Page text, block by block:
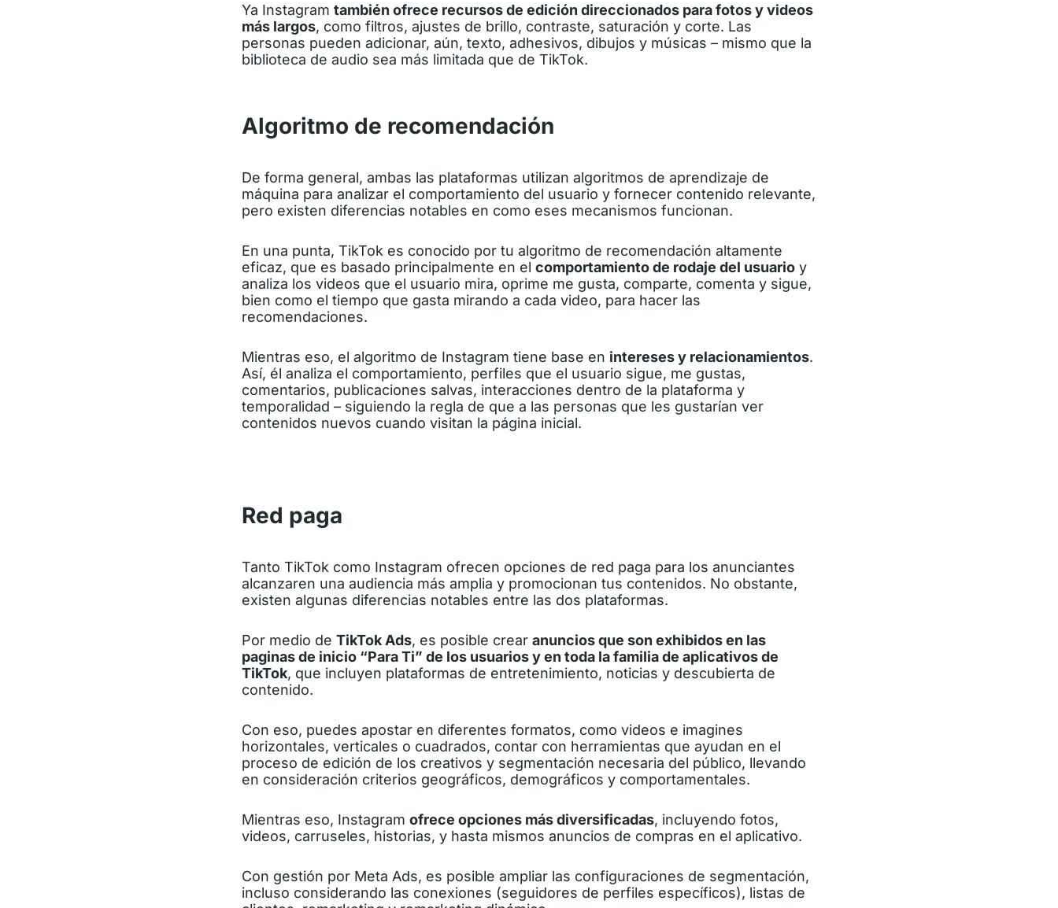
Ya Instagram también ofrece recursos de edición direccionados para fotos y videos
más largos, como filtros, ajustes de brillo, contraste, saturación y corte. Las
personas pueden adicionar, aún, texto, adhesivos, dibujos y músicas – mismo que la
biblioteca de audio sea más limitada que de TikTok.
Algoritmo de recomendación
De forma general, ambas las plataformas utilizan algoritmos de aprendizaje de
máquina para analizar el comportamiento del usuario y fornecer contenido relevante,
pero existen diferencias notables en como eses mecanismos funcionan.
En una punta, TikTok es conocido por tu algoritmo de recomendación altamente
eficaz, que es basado principalmente en el comportamiento de rodaje del usuario y
analiza los videos que el usuario mira, oprime me gusta, comparte, comenta y sigue,
bien como el tiempo que gasta mirando a cada video, para hacer las
recomendaciones.
Mientras eso, el algoritmo de Instagram tiene base en intereses y relacionamientos.
Así, él analiza el comportamiento, perfiles que el usuario sigue, me gustas,
comentarios, publicaciones salvas, interacciones dentro de la plataforma y
temporalidad – siguiendo la regla de que a las personas que les gustarían ver
contenidos nuevos cuando visitan la página inicial.
Red paga
Tanto TikTok como Instagram ofrecen opciones de red paga para los anunciantes
alcanzaren una audiencia más amplia y promocionan tus contenidos. No obstante,
existen algunas diferencias notables entre las dos plataformas.
Por medio de TikTok Ads, es posible crear anuncios que son exhibidos en las
paginas de inicio “Para Ti” de los usuarios y en toda la familia de aplicativos de
TikTok, que incluyen plataformas de entretenimiento, noticias y descubierta de
contenido.
Con eso, puedes apostar en diferentes formatos, como videos e imagines
horizontales, verticales o cuadrados, contar con herramientas que ayudan en el
proceso de edición de los creativos y segmentación necesaria del público, llevando
en consideración criterios geográficos, demográficos y comportamentales.
Mientras eso, Instagram ofrece opciones más diversificadas, incluyendo fotos,
videos, carruseles, historias, y hasta mismos anuncios de compras en el aplicativo.
Con gestión por Meta Ads, es posible ampliar las configuraciones de segmentación,
incluso considerando las conexiones (seguidores de perfiles específicos), listas de